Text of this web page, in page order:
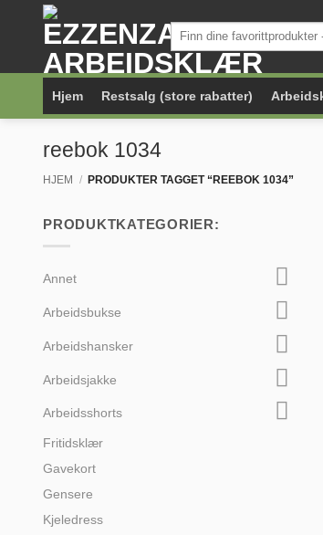
Søk
Hjem Restsalg (store rabatter)
reebok 1034
HJEM / PRODUKTER TAGGET “REEBOK 1034”
PRODUKTKATEGORIER:
Annet
Arbeidsbukse
Arbeidshansker
Arbeidsjakke
Arbeidsshorts
Fritidsklær
Gavekort
Gensere
Kjeledress